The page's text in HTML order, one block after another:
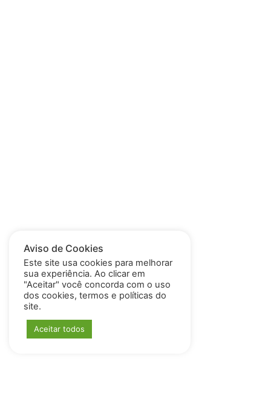
Aviso de Cookies
Este site usa cookies para melhorar
sua experiência. Ao clicar em
"Aceitar" você concorda com o uso
dos cookies, termos e políticas do
site.
Aceitar todos